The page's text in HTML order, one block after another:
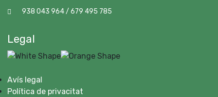
938 043 964 / 679 495 785
Legal
Avís legal
Política de privacitat